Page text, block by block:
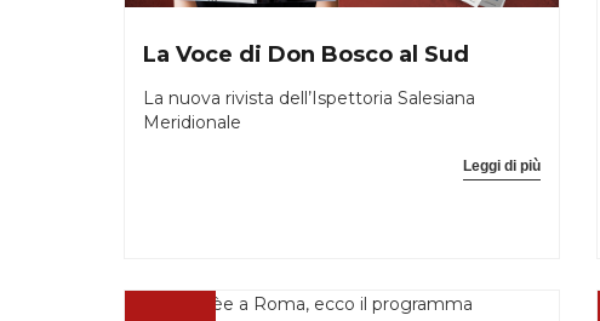
La Voce di Don Bosco al Sud
La nuova rivista dell’Ispettoria Salesiana
Meridionale
Leggi di più